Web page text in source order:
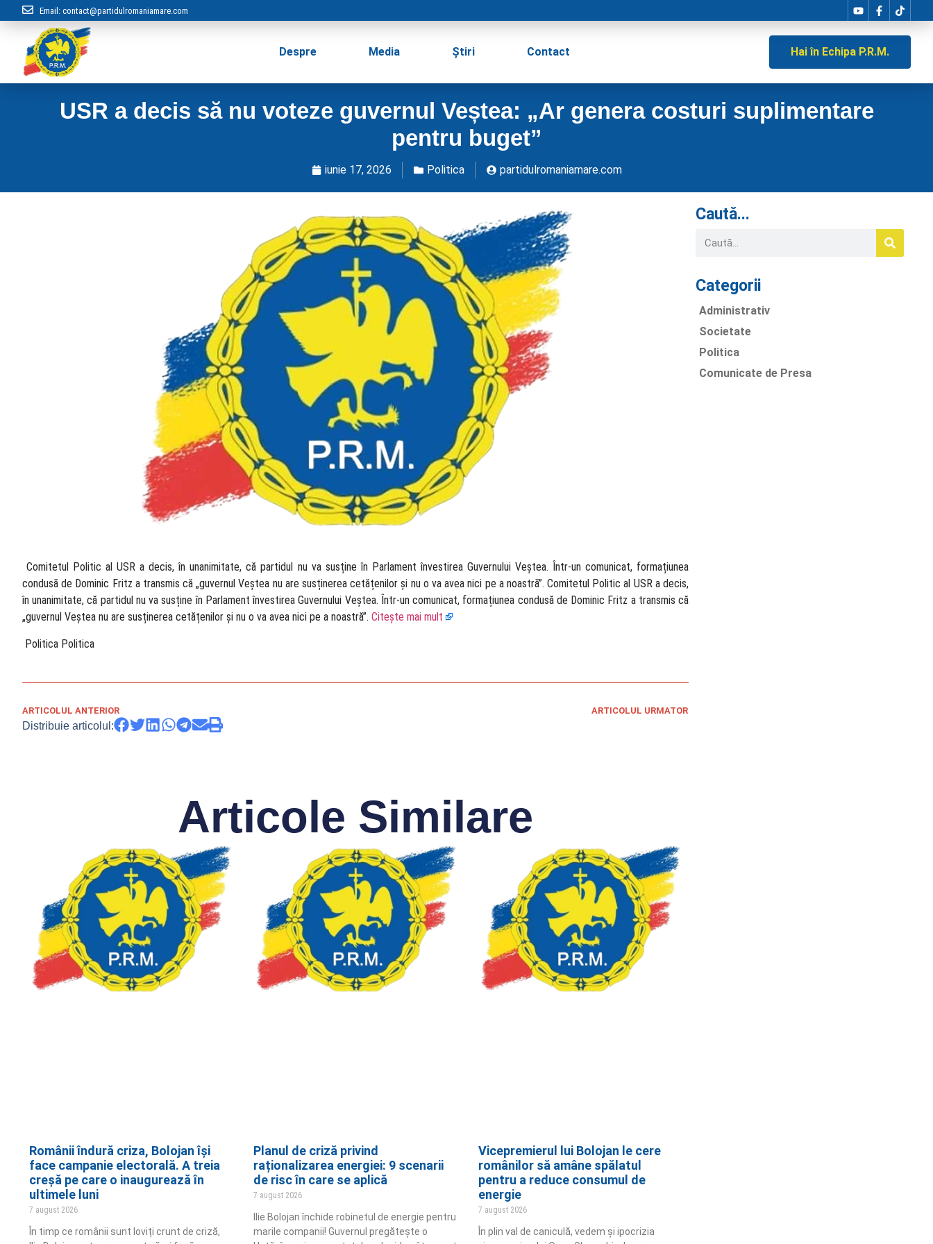
Email: contact@partidulromaniamare.com
Despre Media Știri Contact Hai în Echipa P.R.M.
USR a decis să nu voteze guvernul Veștea: „Ar genera costuri suplimentare
pentru buget”
iunie 17, 2026 Politica partidulromaniamare.com
​ Comitetul Politic al USR a decis, în unanimitate, că partidul nu va susține în Parlament învestirea Guvernului Veștea. Într-un comunicat, formațiunea
condusă de Dominic Fritz a transmis că „guvernul Veștea nu are susținerea cetățenilor și nu o va avea nici pe a noastră”. Comitetul Politic al USR a decis,
în unanimitate, că partidul nu va susține în Parlament învestirea Guvernului Veștea. Într-un comunicat, formațiunea condusă de Dominic Fritz a transmis că
„guvernul Veștea nu are susținerea cetățenilor și nu o va avea nici pe a noastră”. Citește mai mult
​ Politica Politica
ARTICOLUL ANTERIOR ARTICOLUL URMATOR
Distribuie articolul:
Articole Similare
Românii îndură criza, Bolojan își
face campanie electorală. A treia
creșă pe care o inaugurează în
ultimele luni
7 august 2026
În timp ce românii sunt loviți crunt de criză,
Planul de criză privind
raționalizarea energiei: 9 scenarii
de risc în care se aplică
7 august 2026
Ilie Bolojan închide robinetul de energie pentru
marile companii! Guvernul pregătește o
Vicepremierul lui Bolojan le cere
românilor să amâne spălatul
pentru a reduce consumul de
energie
7 august 2026
În plin val de caniculă, vedem și ipocrizia
Caută...
Categorii
Administrativ
Societate
Politica
Comunicate de Presa